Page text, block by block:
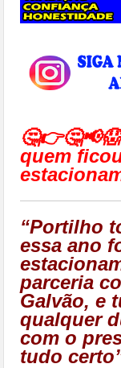
quem
“Portilho
essa ano
parceria
Galvão, e
qualquer
com o
tudo